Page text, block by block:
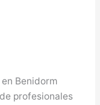
Benidorm
profesionales